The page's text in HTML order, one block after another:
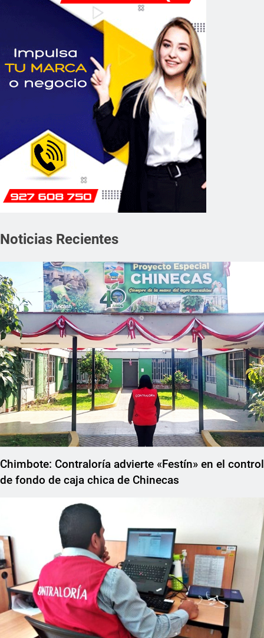
Noticias Recientes
Chimbote: Contraloría advierte «Festín» en el control
de fondo de caja chica de Chinecas